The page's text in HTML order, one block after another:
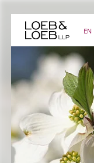
content EN